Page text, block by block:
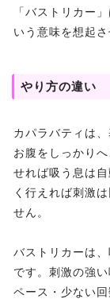
「バストリカー
いう意味を想起
やり方の違い
カパラバティは
お腹をしっかり
せれば吸う息は
く行えれば刺激
せん。
バストリカーは
です。刺激の強
ペース・少ない